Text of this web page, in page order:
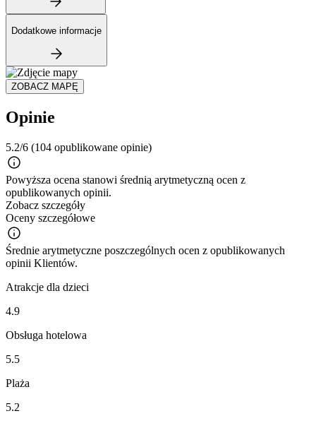
Dodatkowe informacje
ZOBACZ MAPĘ
Opinie
5.2/6 (104 opublikowane opinie)
Powyższa ocena stanowi średnią arytmetyczną ocen z
opublikowanych opinii.
Zobacz szczegóły
Oceny szczegółowe
Średnie arytmetyczne poszczególnych ocen z opublikowanych
opinii Klientów.
Atrakcje dla dzieci
4.9
Obsługa hotelowa
5.5
Plaża
5.2